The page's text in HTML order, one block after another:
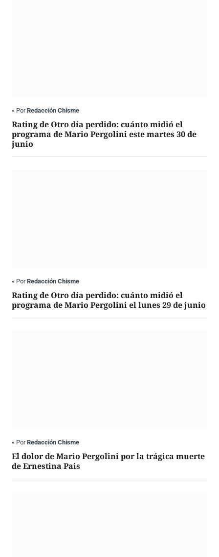
« PorRedacción Chisme
Rating de Otro día perdido: cuánto midió el
programa de Mario Pergolini este martes 30 de
junio
« PorRedacción Chisme
Rating de Otro día perdido: cuánto midió el
programa de Mario Pergolini el lunes 29 de junio
« PorRedacción Chisme
El dolor de Mario Pergolini por la trágica muerte
de Ernestina Pais